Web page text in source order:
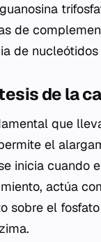
de
de
de la
que
el
inicia cuando
actúa
sobre el